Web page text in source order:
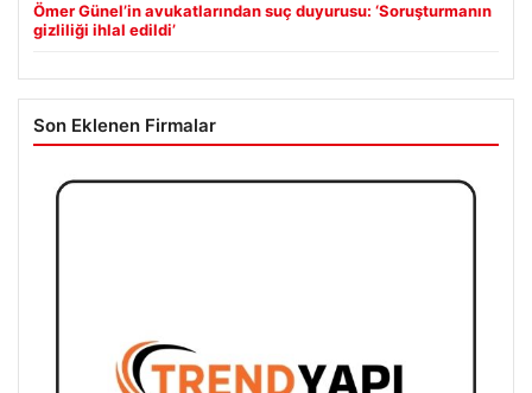
Ömer Günel’in avukatlarından suç duyurusu: ‘Soruşturmanın
gizliliği ihlal edildi’
Son Eklenen Firmalar